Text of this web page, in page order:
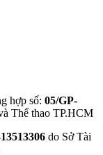
hợp số: 05/GP-
Thể thao TP.HCM
do Sở Tài